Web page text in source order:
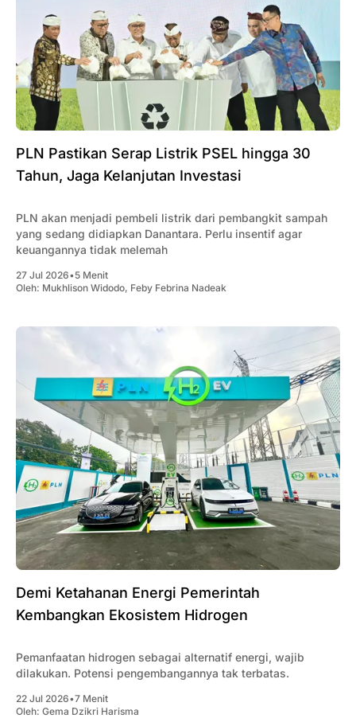
PLN Pastikan Serap Listrik PSEL hingga 30
Tahun, Jaga Kelanjutan Investasi
PLN akan menjadi pembeli listrik dari pembangkit sampah
yang sedang didiapkan Danantara. Perlu insentif agar
keuangannya tidak melemah
27 Jul 2026•5 Menit
Oleh: Mukhlison Widodo, Feby Febrina Nadeak
Demi Ketahanan Energi Pemerintah
Kembangkan Ekosistem Hidrogen
Pemanfaatan hidrogen sebagai alternatif energi, wajib
dilakukan. Potensi pengembangannya tak terbatas.
22 Jul 2026•7 Menit
Oleh: Gema Dzikri Harisma